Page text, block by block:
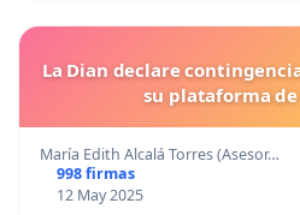
La Dian declare
su plataforma
María Edith Alcalá Torres (Asesor…
998 firmas
12 May 2025